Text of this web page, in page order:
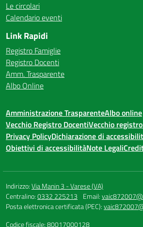
Le circolari
Calendario eventi
Link Rapidi
Registro Famiglie
Registro Docenti
Amm. Trasparente
Albo Online
Amministrazione TrasparenteAlbo online
Vecchio Registro DocentiVecchio
Privacy PolicyDichiarazione di
Obiettivi di accessibilitàNote Legali
Indirizzo:Via Manin 3 - Varese (VA)
Centralino:0332 225213 Email:
Posta elettronica certificata (PEC):
Codice fiscale: 80017000128